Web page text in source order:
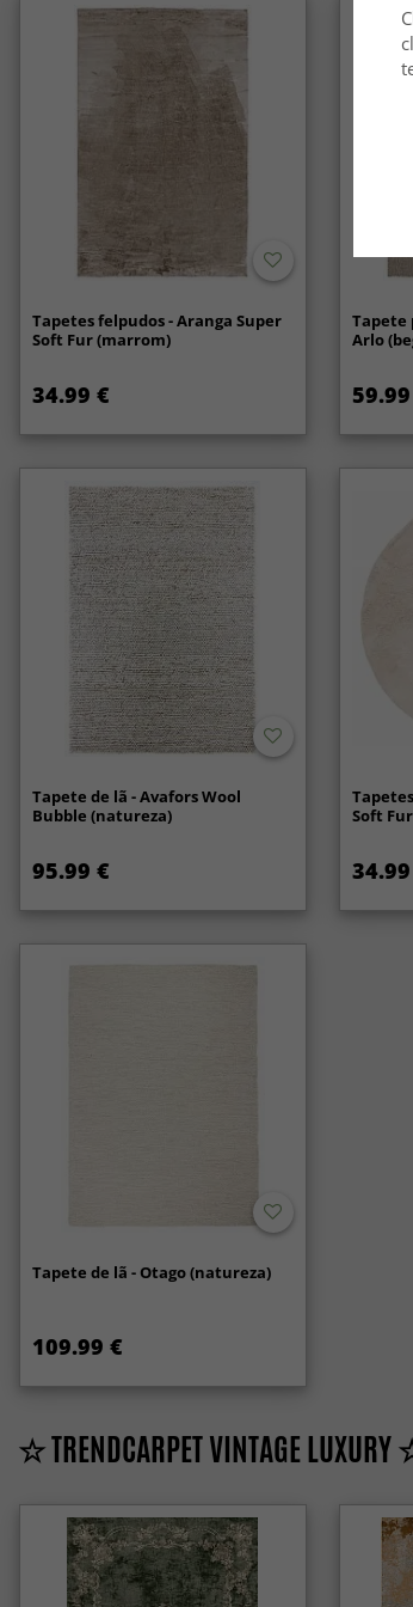
Tapetes felpudos - Aranga Super
Soft Fur (marrom)
34.99 €
Tapete
Arlo
Tapete de lã - Avafors Wool
Bubble (natureza)
95.99 €
Soft
Tapete de lã - Otago (natureza)
109.99 €
☆ TRENDCARPET VINTAGE